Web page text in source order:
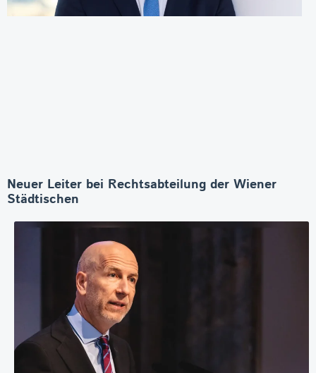
Neuer Leiter bei Rechtsabteilung der Wiener
Städtischen